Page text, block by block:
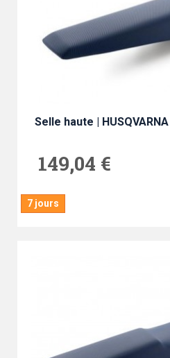
Selle haute | HUSQVARNA
149,04 €
7 jours